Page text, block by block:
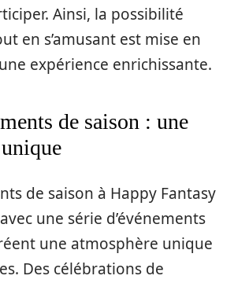
Ainsi, la possibilité
en s’amusant est mise en
expérience enrichissante.
de saison : une
de saison à Happy Fantasy
une série d’événements
une atmosphère unique
Des célébrations de